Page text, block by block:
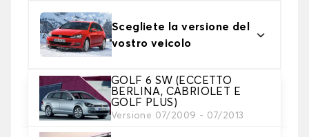
Scegliete la versione del
vostro veicolo
GOLF 6 SW (ECCETTO
BERLINA, CABRIOLET E
GOLF PLUS)
Versione 07/2009 - 07/2013
2. Materiale
Scegli il materiale del tappetini auto